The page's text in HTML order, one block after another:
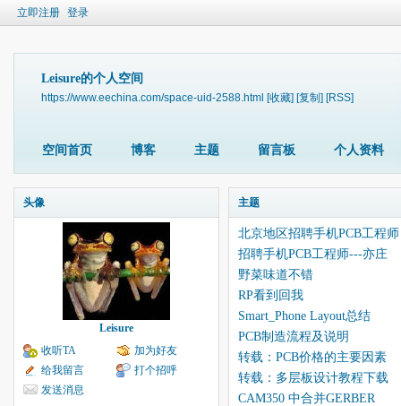
立即注册 登录
Leisure的个人空间
https://www.eechina.com/space-uid-2588.html [收藏] [复制] [RSS]
空间首页 博客 主题 留言板 个人资料
头像
Leisure
收听TA
加为好友
给我留言
打个招呼
发送消息
主题
北京地区招聘手机PCB工程师
招聘手机PCB工程师---亦庄
野菜味道不错
RP看到回我
Smart_Phone Layout总结
PCB制造流程及说明
转载：PCB价格的主要因素
转载：多层板设计教程下载
CAM350 中合并GERBER